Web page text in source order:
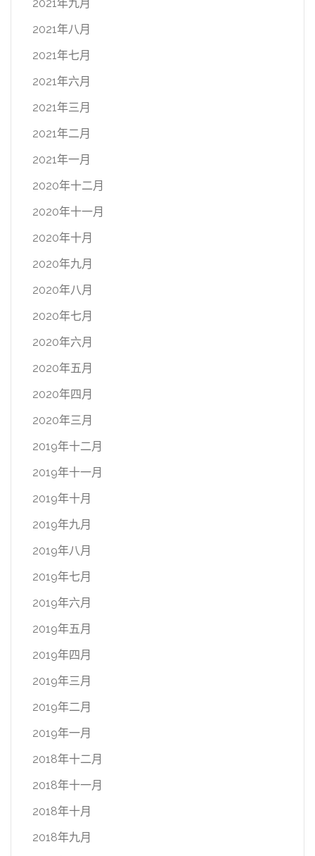
2021年九月
2021年八月
2021年七月
2021年六月
2021年三月
2021年二月
2021年一月
2020年十二月
2020年十一月
2020年十月
2020年九月
2020年八月
2020年七月
2020年六月
2020年五月
2020年四月
2020年三月
2019年十二月
2019年十一月
2019年十月
2019年九月
2019年八月
2019年七月
2019年六月
2019年五月
2019年四月
2019年三月
2019年二月
2019年一月
2018年十二月
2018年十一月
2018年十月
2018年九月